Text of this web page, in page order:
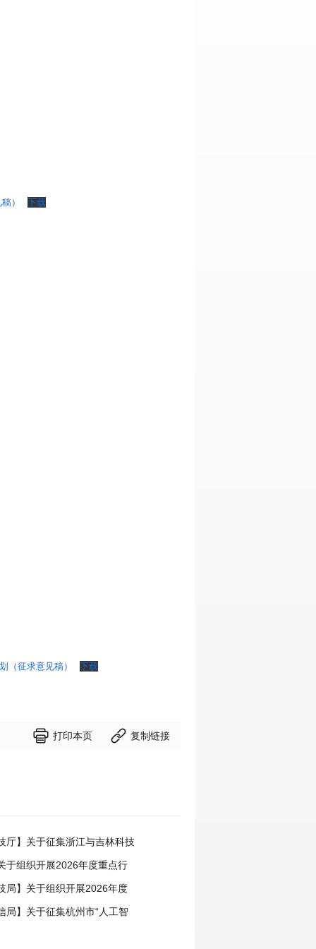
） 下载
（征求意见稿） 下载
 打印本页  复制链接
厅】关于征集浙江与吉林科技
项的通知
于组织开展2026年度重点行
跑者企业推荐工作的通知
局】关于组织开展2026年度
心申报工作的通知
局】关于征集杭州市“人工智